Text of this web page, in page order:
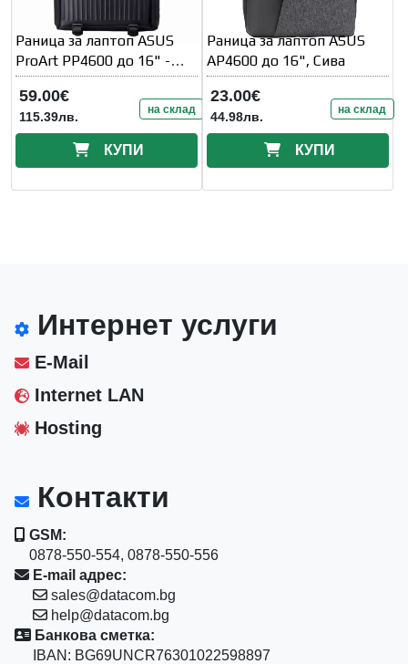
Раница за лаптоп ASUS
ProArt PP4600 до 16" -
Черна
59.00€
115.39лв. на склад
КУПИ
Раница за лаптоп ASUS
AP4600 до 16", Сива
23.00€
44.98лв. на склад
КУПИ
Интернет услуги
E-Mail
Internet LAN
Hosting
Контакти
GSM:
0878-550-554, 0878-550-556
E-mail адрес:
sales@datacom.bg
help@datacom.bg
Банкова сметка:
IBAN: BG69UNCR76301022598897